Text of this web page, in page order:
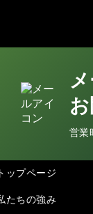
営業
トップページ
たちの強み